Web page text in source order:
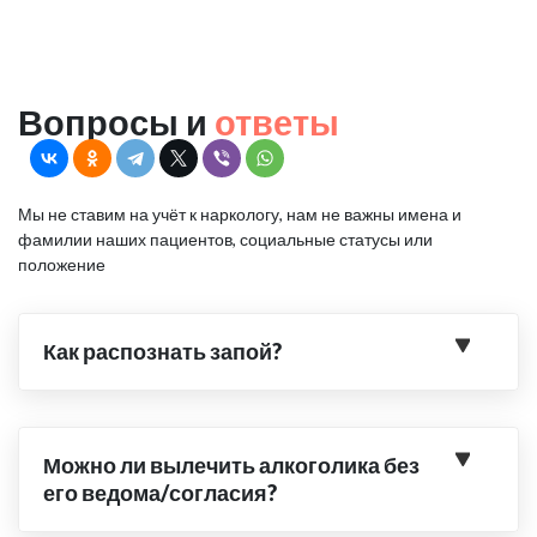
Вопросы и ответы
Мы не ставим на учёт к наркологу, нам не важны имена и
фамилии наших пациентов, социальные статусы или
положение
Как распознать запой?
Можно ли вылечить алкоголика без
его ведома/согласия?